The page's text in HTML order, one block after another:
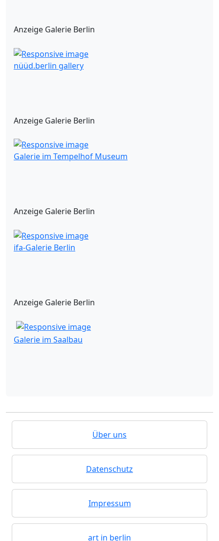
Anzeige Galerie Berlin
nüüd.berlin gallery
Anzeige Galerie Berlin
Galerie im Tempelhof Museum
Anzeige Galerie Berlin
ifa-Galerie Berlin
Anzeige Galerie Berlin
Galerie im Saalbau
Über uns
Datenschutz
Impressum
art in berlin